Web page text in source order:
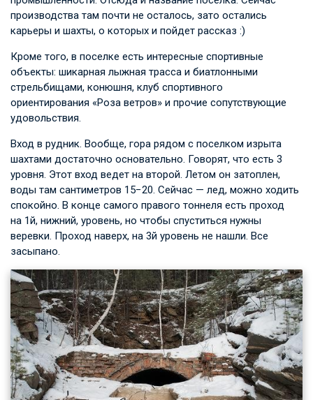
производства там почти не осталось, зато остались
карьеры и шахты, о которых и пойдет рассказ :)
Кроме того, в поселке есть интересные спортивные
объекты: шикарная лыжная трасса и биатлонными
стрельбищами, конюшня, клуб спортивного
ориентирования «Роза ветров» и прочие сопутствующие
удовольствия.
Вход в рудник. Вообще, гора рядом с поселком изрыта
шахтами достаточно основательно. Говорят, что есть 3
уровня. Этот вход ведет на второй. Летом он затоплен,
воды там сантиметров 15−20. Сейчас — лед, можно ходить
спокойно. В конце самого правого тоннеля есть проход
на 1й, нижний, уровень, но чтобы спуститься нужны
веревки. Проход наверх, на 3й уровень не нашли. Все
засыпано.